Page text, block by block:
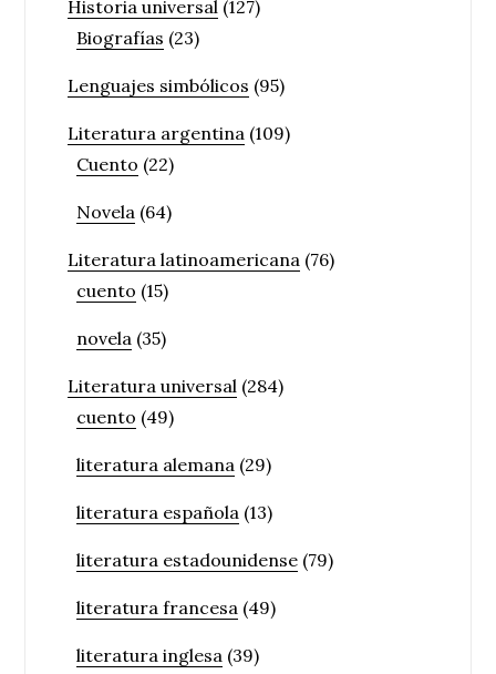
Historia universal (127)
Biografías (23)
Lenguajes simbólicos (95)
Literatura argentina (109)
Cuento (22)
Novela (64)
Literatura latinoamericana (76)
cuento (15)
novela (35)
Literatura universal (284)
cuento (49)
literatura alemana (29)
literatura española (13)
literatura estadounidense (79)
literatura francesa (49)
literatura inglesa (39)